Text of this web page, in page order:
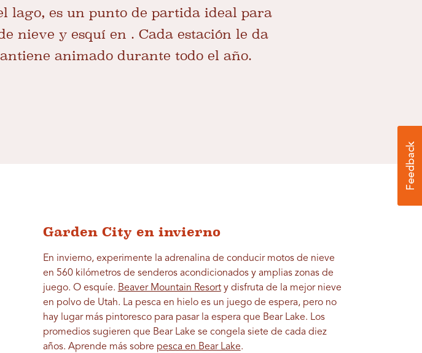
lago, es un punto de partida ideal para
nieve y esquí en . Cada estación le da
animado durante todo el año.
Garden City en invierno
En invierno, experimente la adrenalina de conducir motos de nieve
en 560 kilómetros de senderos acondicionados y amplias zonas de
juego. O esquíe. Beaver Mountain Resorty disfruta de la mejor nieve
en polvo de Utah. La pesca en hielo es un juego de espera, pero no
hay lugar más pintoresco para pasar la espera que Bear Lake. Los
promedios sugieren que Bear Lake se congela siete de cada diez
años. Aprende más sobre pesca en Bear Lake.